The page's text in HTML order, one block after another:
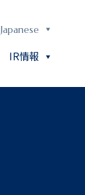
Japanese
IR情報